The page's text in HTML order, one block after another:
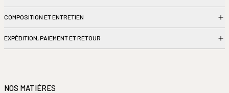
COMPOSITION ET ENTRETIEN
EXPÉDITION, PAIEMENT ET RETOUR
NOS MATIÈRES